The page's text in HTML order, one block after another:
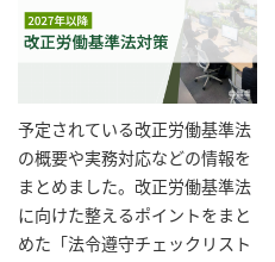
予定されている改正労働基準法
の概要や実務対応などの情報を
まとめました。改正労働基準法
に向けた整えるポイントをまと
めた「法令遵守チェックリスト